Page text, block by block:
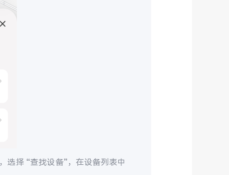
，选择 “查找设备”，在设备列表中